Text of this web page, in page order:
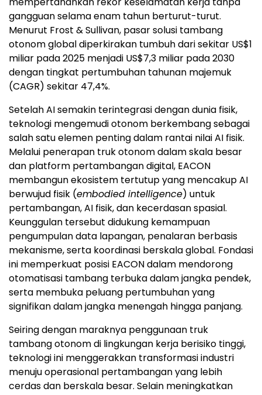
gangguan selama enam tahun berturut-turut.
Menurut Frost & Sullivan, pasar solusi tambang
otonom global diperkirakan tumbuh dari sekitar US$1
miliar pada 2025 menjadi US$7,3 miliar pada 2030
dengan tingkat pertumbuhan tahunan majemuk
(CAGR) sekitar 47,4%.
Setelah AI semakin terintegrasi dengan dunia fisik,
teknologi mengemudi otonom berkembang sebagai
salah satu elemen penting dalam rantai nilai AI fisik.
Melalui penerapan truk otonom dalam skala besar
dan platform pertambangan digital, EACON
membangun ekosistem tertutup yang mencakup AI
berwujud fisik (embodied intelligence) untuk
pertambangan, AI fisik, dan kecerdasan spasial.
Keunggulan tersebut didukung kemampuan
pengumpulan data lapangan, penalaran berbasis
mekanisme, serta koordinasi berskala global. Fondasi
ini memperkuat posisi EACON dalam mendorong
otomatisasi tambang terbuka dalam jangka pendek,
serta membuka peluang pertumbuhan yang
signifikan dalam jangka menengah hingga panjang.
Seiring dengan maraknya penggunaan truk
tambang otonom di lingkungan kerja berisiko tinggi,
teknologi ini menggerakkan transformasi industri
menuju operasional pertambangan yang lebih
cerdas dan berskala besar. Selain meningkatkan